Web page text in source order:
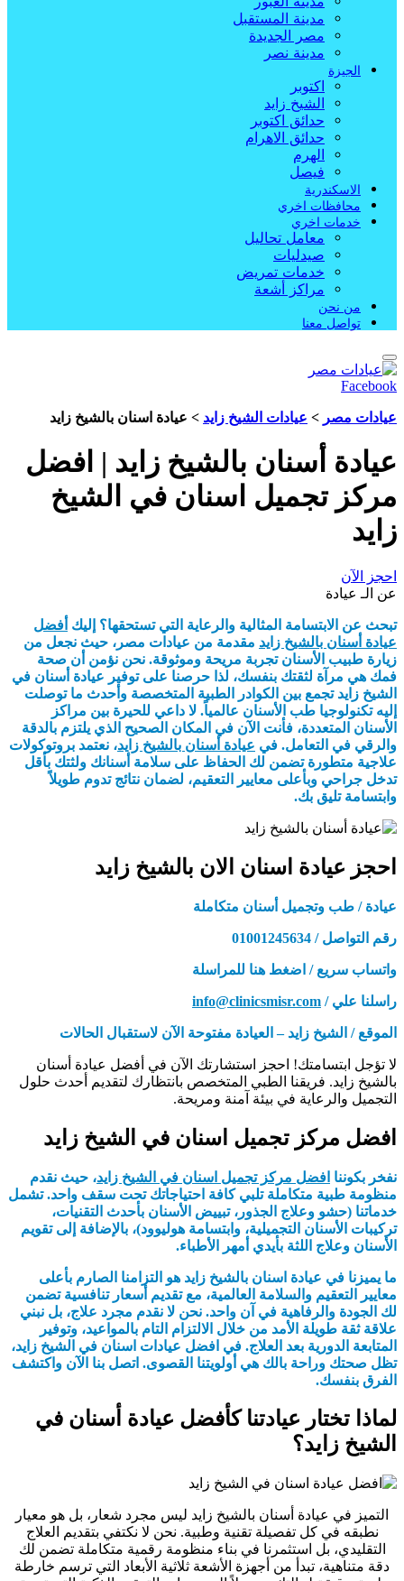
مدينة المستقبل
مصر الجديدة
مدينة نصر
الجيزة
اكتوبر
الشيخ زايد
حدائق اكتوبر
حدائق الاهرام
الهرم
فيصل
الاسكندرية
محافظات اخري
خدمات اخري
معامل تحاليل
صيدليات
خدمات تمريض
مراكز أشعة
من نحن
تواصل معنا
Facebook
عيادات مصر > عيادات الشيخ زايد > عيادة اسنان بالشيخ زايد
عيادة أسنان بالشيخ زايد | افضل
مركز تجميل اسنان في الشيخ
زايد
احجز الآن
عن الـ عيادة
تبحث عن الابتسامة المثالية والرعاية التي تستحقها؟ إليك أفضل
عيادة أسنان بالشيخ زايد مقدمة من عيادات مصر، حيث نجعل من
زيارة طبيب الأسنان تجربة مريحة وموثوقة. نحن نؤمن أن صحة
فمك هي مرآة لثقتك بنفسك، لذا حرصنا على توفير عيادة أسنان في
الشيخ زايد تجمع بين الكوادر الطبية المتخصصة وأحدث ما توصلت
إليه تكنولوجيا طب الأسنان عالمياً. لا داعي للحيرة بين مراكز
الأسنان المتعددة، فأنت الآن في المكان الصحيح الذي يلتزم بالدقة
والرقي في التعامل. في عيادة أسنان بالشيخ زايد، نعتمد بروتوكولات
علاجية متطورة تضمن لك الحفاظ على سلامة أسنانك ولثتك بأقل
تدخل جراحي وبأعلى معايير التعقيم، لضمان نتائج تدوم طويلاً
وابتسامة تليق بك.
احجز عيادة اسنان الان بالشيخ زايد
عيادة / طب وتجميل أسنان متكاملة
رقم التواصل / 01001245634
واتساب سريع / اضغط هنا للمراسلة
راسلنا علي / info@clinicsmisr.com
الموقع / الشيخ زايد – العيادة مفتوحة الآن لاستقبال الحالات
لا تؤجل ابتسامتك! احجز استشارتك الآن في أفضل عيادة أسنان
بالشيخ زايد. فريقنا الطبي المتخصص بانتظارك لتقديم أحدث حلول
التجميل والرعاية في بيئة آمنة ومريحة.
افضل مركز تجميل اسنان في الشيخ زايد
نفخر بكوننا افضل مركز تجميل اسنان في الشيخ زايد، حيث نقدم
منظومة طبية متكاملة تلبي كافة احتياجاتك تحت سقف واحد. تشمل
خدماتنا (حشو وعلاج الجذور، تبييض الأسنان بأحدث التقنيات،
تركيبات الأسنان التجميلية، وابتسامة هوليوود)، بالإضافة إلى تقويم
الأسنان وعلاج اللثة بأيدي أمهر الأطباء.
ما يميزنا في عيادة اسنان بالشيخ زايد هو التزامنا الصارم بأعلى
معايير التعقيم والسلامة العالمية، مع تقديم أسعار تنافسية تضمن
لك الجودة والرفاهية في آن واحد. نحن لا نقدم مجرد علاج، بل نبني
علاقة ثقة طويلة الأمد من خلال الالتزام التام بالمواعيد، وتوفير
المتابعة الدورية بعد العلاج. في افضل عيادات اسنان في الشيخ زايد،
تظل صحتك وراحة بالك هي أولويتنا القصوى. اتصل بنا الآن واكتشف
الفرق بنفسك.
لماذا تختار عيادتنا كأفضل عيادة أسنان في
الشيخ زايد؟
التميز في عيادة أسنان بالشيخ زايد ليس مجرد شعار، بل هو معيار
نطبقه في كل تفصيلة تقنية وطبية. نحن لا نكتفي بتقديم العلاج
التقليدي، بل استثمرنا في بناء منظومة رقمية متكاملة تضمن لك
دقة متناهية، تبدأ من أجهزة الأشعة ثلاثية الأبعاد التي ترسم خارطة